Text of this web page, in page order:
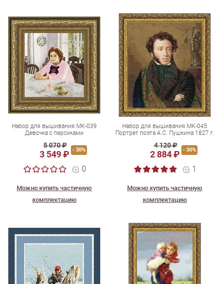
Набор для вышивания МК-039
Девочка с персиками
5 070 ₽
3 549 ₽ - 30%
0
Можно купить частичную
комплектацию
Набор для вышивания МК-045
Портрет поэта А.С. Пушкина 1827 г.
4 120 ₽
2 884 ₽ - 30%
1
Можно купить частичную
комплектацию